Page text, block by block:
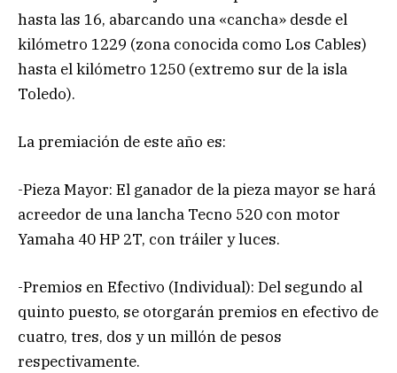
hasta las 16, abarcando una «cancha» desde el
kilómetro 1229 (zona conocida como Los Cables)
hasta el kilómetro 1250 (extremo sur de la isla
Toledo).
La premiación de este año es:
-Pieza Mayor: El ganador de la pieza mayor se hará
acreedor de una lancha Tecno 520 con motor
Yamaha 40 HP 2T, con tráiler y luces.
-Premios en Efectivo (Individual): Del segundo al
quinto puesto, se otorgarán premios en efectivo de
cuatro, tres, dos y un millón de pesos
respectivamente.